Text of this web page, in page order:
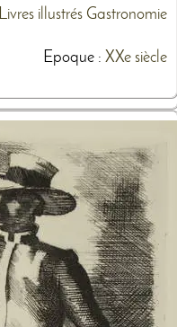
Livres illustrés Gastronomie
Epoque : XXe siècle